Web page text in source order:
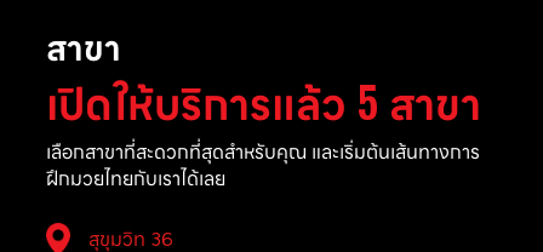
สาขา
เปิดให้บริการแล้ว 5 สาขา
เลือกสาขาที่สะดวกที่สุดสำหรับคุณ และเริ่มต้นเส้นทางการ
ฝึกมวยไทยกับเราได้เลย
สุขุมวิท 36